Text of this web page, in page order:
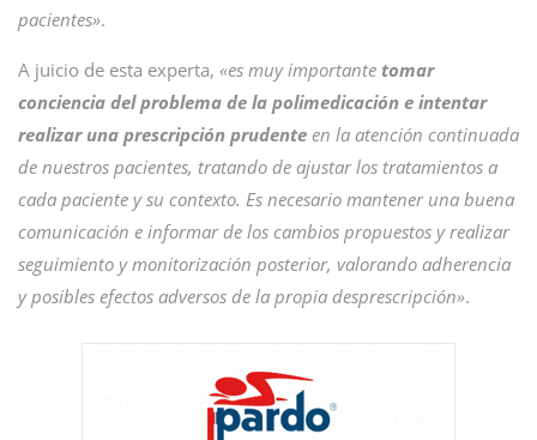
pacientes».
A juicio de esta experta, «es muy importante tomar
conciencia del problema de la polimedicación e intentar
realizar una prescripción prudente en la atención continuada
de nuestros pacientes, tratando de ajustar los tratamientos a
cada paciente y su contexto. Es necesario mantener una buena
comunicación e informar de los cambios propuestos y realizar
seguimiento y monitorización posterior, valorando adherencia
y posibles efectos adversos de la propia desprescripción».